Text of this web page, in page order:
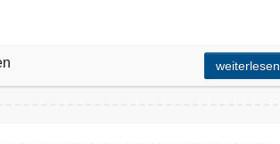
weiterlesen